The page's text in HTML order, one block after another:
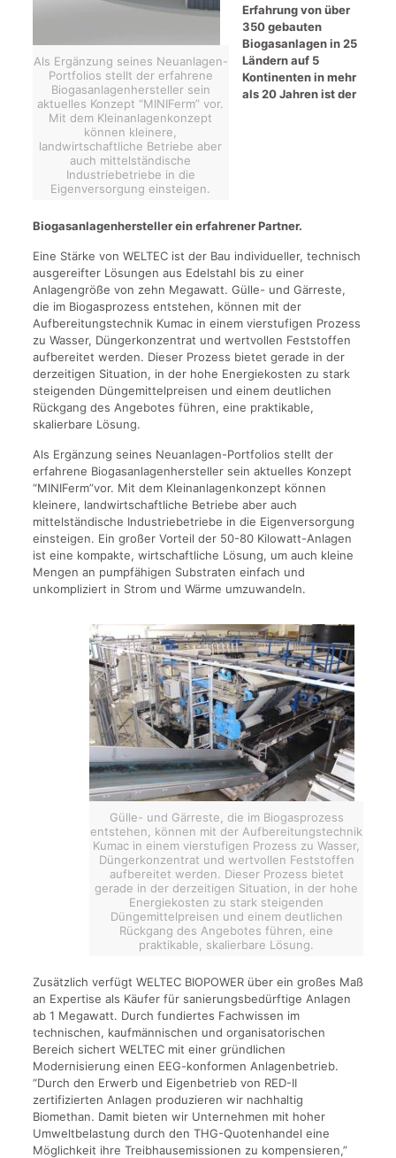
Als Ergänzung seines Neuanlagen-
Portfolios stellt der erfahrene
Biogasanlagenhersteller sein
aktuelles Konzept “MINIFerm” vor.
Mit dem Kleinanlagenkonzept
können kleinere,
landwirtschaftliche Betriebe aber
auch mittelständische
Industriebetriebe in die
Eigenversorgung einsteigen.
Erfahrung von über
350 gebauten
Biogasanlagen in 25
Ländern auf 5
Kontinenten in mehr
als 20 Jahren ist der
Biogasanlagenhersteller ein erfahrener Partner.
Eine Stärke von WELTEC ist der Bau individueller, technisch
ausgereifter Lösungen aus Edelstahl bis zu einer
Anlagengröße von zehn Megawatt. Gülle- und Gärreste,
die im Biogasprozess entstehen, können mit der
Aufbereitungstechnik Kumac in einem vierstufigen Prozess
zu Wasser, Düngerkonzentrat und wertvollen Feststoffen
aufbereitet werden. Dieser Prozess bietet gerade in der
derzeitigen Situation, in der hohe Energiekosten zu stark
steigenden Düngemittelpreisen und einem deutlichen
Rückgang des Angebotes führen, eine praktikable,
skalierbare Lösung.
Als Ergänzung seines Neuanlagen-Portfolios stellt der
erfahrene Biogasanlagenhersteller sein aktuelles Konzept
“MINIFerm”vor. Mit dem Kleinanlagenkonzept können
kleinere, landwirtschaftliche Betriebe aber auch
mittelständische Industriebetriebe in die Eigenversorgung
einsteigen. Ein großer Vorteil der 50-80 Kilowatt-Anlagen
ist eine kompakte, wirtschaftliche Lösung, um auch kleine
Mengen an pumpfähigen Substraten einfach und
unkompliziert in Strom und Wärme umzuwandeln.
Gülle- und Gärreste, die im Biogasprozess
entstehen, können mit der Aufbereitungstechnik
Kumac in einem vierstufigen Prozess zu Wasser,
Düngerkonzentrat und wertvollen Feststoffen
aufbereitet werden. Dieser Prozess bietet
gerade in der derzeitigen Situation, in der hohe
Energiekosten zu stark steigenden
Düngemittelpreisen und einem deutlichen
Rückgang des Angebotes führen, eine
praktikable, skalierbare Lösung.
Zusätzlich verfügt WELTEC BIOPOWER über ein großes Maß
an Expertise als Käufer für sanierungsbedürftige Anlagen
ab 1 Megawatt. Durch fundiertes Fachwissen im
technischen, kaufmännischen und organisatorischen
Bereich sichert WELTEC mit einer gründlichen
Modernisierung einen EEG-konformen Anlagenbetrieb.
“Durch den Erwerb und Eigenbetrieb von RED-II
zertifizierten Anlagen produzieren wir nachhaltig
Biomethan. Damit bieten wir Unternehmen mit hoher
Umweltbelastung durch den THG-Quotenhandel eine
Möglichkeit ihre Treibhausemissionen zu kompensieren,”